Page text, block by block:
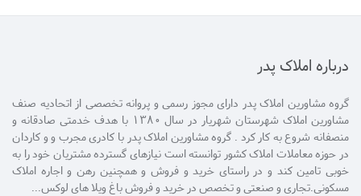
درباره املاک پدر
گروه مشاورین املاک پدر دارای مجوز رسمی و پروانه تخصصی از اتحادیه صنف
مشاورین املاک شهرستان شهریار در سال 1380 با هدف خدمتی صادقانه و
منصفانه شروع به کار کرد . گروه مشاورین املاک پدر با کادری مجرب و و کاردان
در حوزه معاملات املاک کشور توانسته است نیازهای گسترده مشتریان خود را به
خوبی تامین کند و در راستای خرید و فروش و همچنین رهن و اجاره املاک
مسکونی.تجاری و صنعتی و تخصص در خرید و فروش باغ ویلا های لوکس...